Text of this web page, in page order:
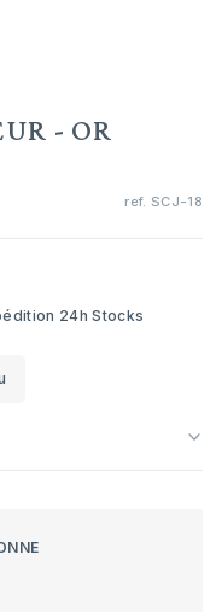
- OR
ref. SCJ-18
24hStocks